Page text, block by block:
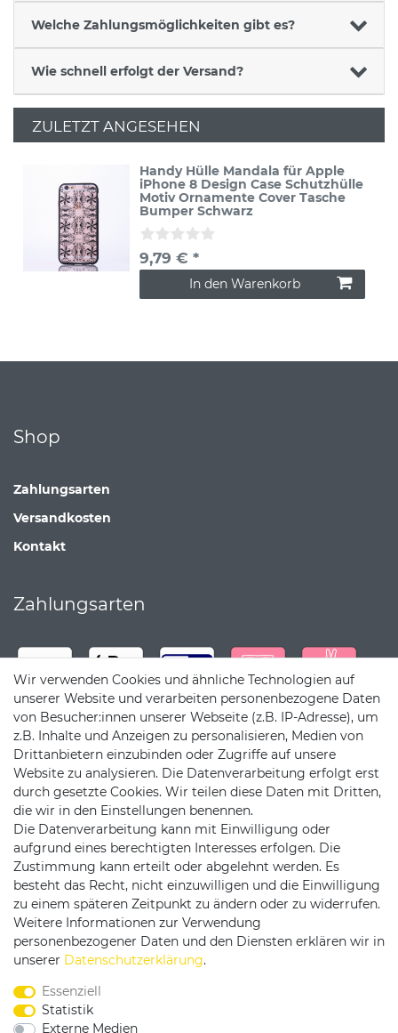
Welche Zahlungsmöglichkeiten gibt es?
Wie schnell erfolgt der Versand?
ZULETZT ANGESEHEN
Handy Hülle Mandala für Apple
iPhone 8 Design Case Schutzhülle
Motiv Ornamente Cover Tasche
Bumper Schwarz
9,79 € *
In den Warenkorb
Shop
Zahlungsarten
Versandkosten
Kontakt
Zahlungsarten
Versandpartner
Service & Kontakt
Rufen Sie uns an unter:
0375 - 21459172
Wir verwenden Cookies und ähnliche Technologien auf
unserer Website und verarbeiten personenbezogene Daten
von Besucher:innen unserer Webseite (z.B. IP-Adresse), um
z.B. Inhalte und Anzeigen zu personalisieren, Medien von
Drittanbietern einzubinden oder Zugriffe auf unsere
Website zu analysieren. Die Datenverarbeitung erfolgt erst
durch gesetzte Cookies. Wir teilen diese Daten mit Dritten,
die wir in den Einstellungen benennen.
Die Datenverarbeitung kann mit Einwilligung oder
aufgrund eines berechtigten Interesses erfolgen. Die
Zustimmung kann erteilt oder abgelehnt werden. Es
besteht das Recht, nicht einzuwilligen und die Einwilligung
zu einem späteren Zeitpunkt zu ändern oder zu widerrufen.
Weitere Informationen zur Verwendung
personenbezogener Daten und den Diensten erklären wir in
unserer Daten­schutz­erklärung.
Essenziell
Statistik
Externe Medien